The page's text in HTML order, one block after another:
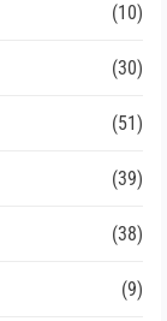
(10)
(30)
(51)
(39)
(38)
(9)